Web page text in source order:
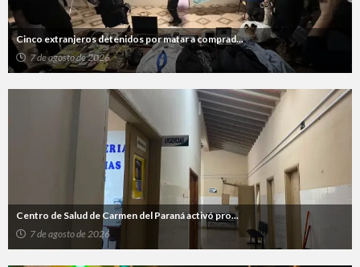
Cinco extranjeros detenidos por matar a comprad...
7 de agosto de 2026
Centro de Salud de Carmen del Paraná activó pro...
7 de agosto de 2026